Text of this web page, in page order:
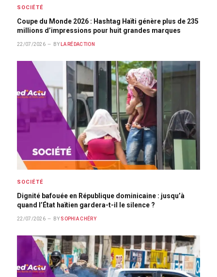
SOCIÉTÉ
Coupe du Monde 2026 : Hashtag Haïti génère plus de 235
millions d’impressions pour huit grandes marques
22/07/2026 BY LA RÉDACTION
SOCIÉTÉ
Dignité bafouée en République dominicaine : jusqu’à
quand l’État haïtien gardera-t-il le silence ?
22/07/2026 BY SOPHIA CHÉRY